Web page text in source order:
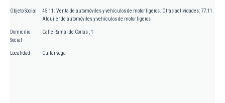
Objeto Social
45.11. Venta de automóviles y vehículos de motor ligeros. Otras actividades: 77.11.
Alquiler de automóviles y vehículos de motor ligeros
Domicilio
Social
Calle Ramal de Corras , 1
Localidad Cullar vega